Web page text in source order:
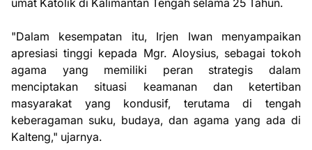
umat Katolik di Kalimantan Tengah selama 25 Tahun.
"Dalam kesempatan itu, Irjen Iwan menyampaikan
apresiasi tinggi kepada Mgr. Aloysius, sebagai tokoh
agama yang memiliki peran strategis dalam
menciptakan situasi keamanan dan ketertiban
masyarakat yang kondusif, terutama di tengah
keberagaman suku, budaya, dan agama yang ada di
Kalteng," ujarnya.